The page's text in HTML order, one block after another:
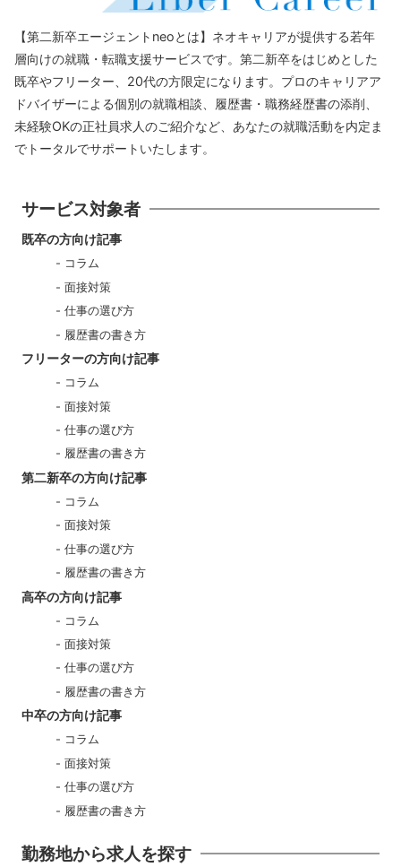
【第二新卒エージェントneoとは】ネオキャリアが提供する若年
層向けの就職・転職支援サービスです。第二新卒をはじめとした
既卒やフリーター、20代の方限定になります。プロのキャリアア
ドバイザーによる個別の就職相談、履歴書・職務経歴書の添削、
未経験OKの正社員求人のご紹介など、あなたの就職活動を内定ま
でトータルでサポートいたします。
サービス対象者
既卒の方向け記事
コラム
面接対策
仕事の選び方
履歴書の書き方
フリーターの方向け記事
コラム
面接対策
仕事の選び方
履歴書の書き方
第二新卒の方向け記事
コラム
面接対策
仕事の選び方
履歴書の書き方
高卒の方向け記事
コラム
面接対策
仕事の選び方
履歴書の書き方
中卒の方向け記事
コラム
面接対策
仕事の選び方
履歴書の書き方
勤務地から求人を探す